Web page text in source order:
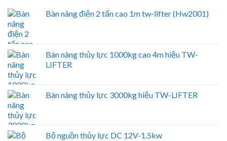
Bàn nâng điện 2 tấn cao 1m tw-lifter (Hw2001)
Bàn nâng thủy lực 1000kg cao 4m hiệu TW-
LIFTER
Bàn nâng thủy lực 3000kg hiệu TW-LIFTER
Bộ nguồn thủy lực DC 12V-1.5kw